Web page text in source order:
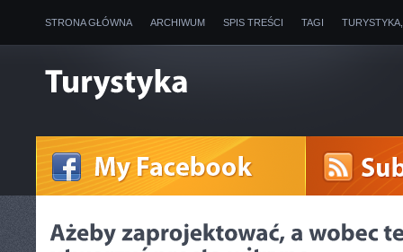
STRONA GŁÓWNA ARCHIWUM SPIS TREŚCI TAGI